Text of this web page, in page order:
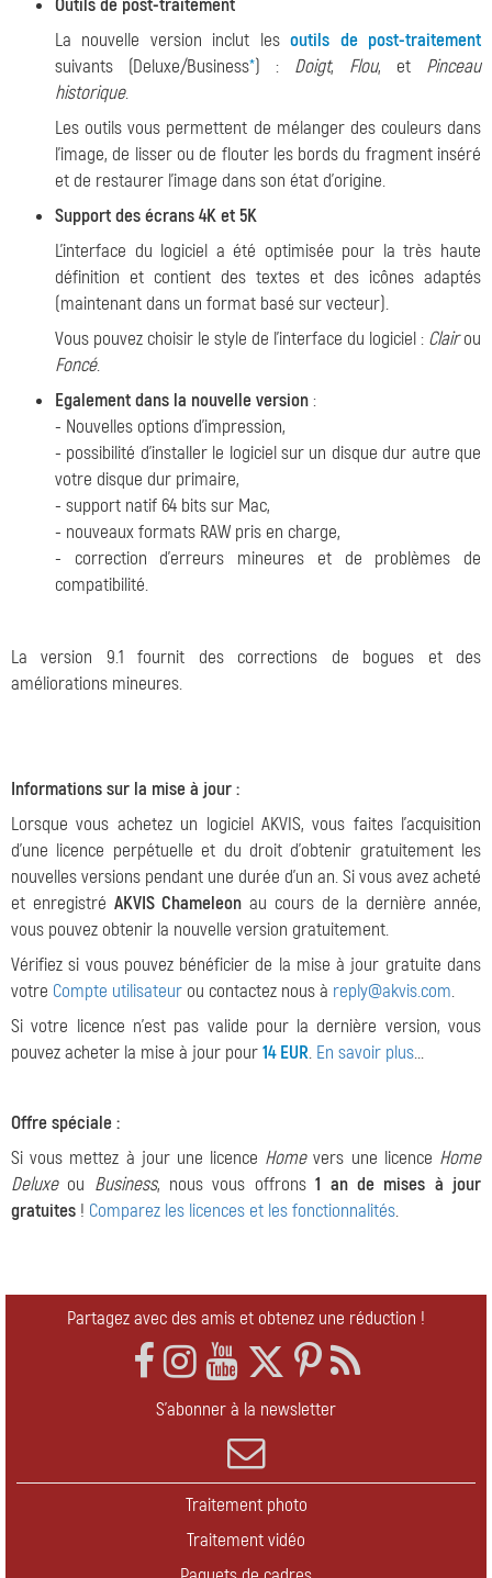
Outils de post-traitement
La nouvelle version inclut lesoutils de post-traitement
suivants (Deluxe/Business*) : Doigt, Flou, et Pinceau
historique.
Les outils vous permettent de mélanger des couleurs dans
l'image, de lisser ou de flouter les bords du fragment inséré
et de restaurer l'image dans son état d'origine.
Support des écrans 4K et 5K
L'interface du logiciel a été optimisée pour la très haute
définition et contient des textes et des icônes adaptés
(maintenant dans un format basé sur vecteur).
Vous pouvez choisir le style de l'interface du logiciel : Clairou
Foncé.
Egalement dans la nouvelle version:
- Nouvelles options d'impression,
- possibilité d'installer le logiciel sur un disque dur autre que
votre disque dur primaire,
- support natif 64 bits sur Mac,
- nouveaux formats RAW pris en charge,
- correction d'erreurs mineures et de problèmes de
compatibilité.
La version 9.1 fournit des corrections de bogues et des
améliorations mineures.
Informations sur la mise à jour :
Lorsque vous achetez un logiciel AKVIS, vous faites l'acquisition
d'une licence perpétuelle et du droit d'obtenir gratuitement les
nouvelles versions pendant une durée d'un an. Si vous avez acheté
et enregistré AKVIS Chameleon au cours de la dernière année,
vous pouvez obtenir la nouvelle version gratuitement.
Vérifiez si vous pouvez bénéficier de la mise à jour gratuite dans
votre Compte utilisateur ou contactez nous à reply@akvis.com.
Si votre licence n'est pas valide pour la dernière version, vous
pouvez acheter la mise à jour pour14 EUR. En savoir plus...
Offre spéciale :
Si vous mettez à jour une licence Homevers une licence Home
Deluxeou Business, nous vous offrons1 an de mises à jour
gratuites ! Comparez les licences et les fonctionnalités.
Partagez avec des amis et obtenez une réduction !
S'abonner à la newsletter
Traitement photo
Traitement vidéo